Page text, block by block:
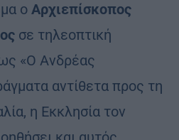
ο Αρχιεπίσκοπος
σε τηλεοπτική
«Ο Ανδρέας
αντίθετα προς τη
η Εκκλησία τον